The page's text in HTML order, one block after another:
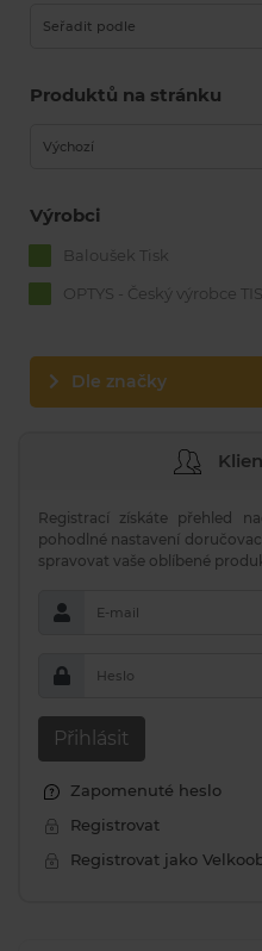
Seřadit podle
Produktů na stránku
Výchozí
Výrobci
Baloušek Tisk
OPTYS - Český výrobce
Dle značky
Registrací získáte přehled
pohodlné nastavení
spravovat vaše oblíbené
E-mail
Heslo
Přihlásit
Zapomenuté heslo
Registrovat
Registrovat jako